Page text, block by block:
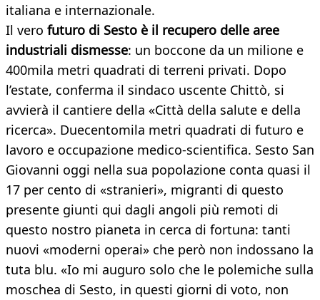
italiana e internazionale.
Il vero futuro di Sesto è il recupero delle aree
industriali dismesse: un boccone da un milione e
400mila metri quadrati di terreni privati. Dopo
l’estate, conferma il sindaco uscente Chittò, si
avvierà il cantiere della «Città della salute e della
ricerca». Duecentomila metri quadrati di futuro e
lavoro e occupazione medico-scientifica. Sesto San
Giovanni oggi nella sua popolazione conta quasi il
17 per cento di «stranieri», migranti di questo
presente giunti qui dagli angoli più remoti di
questo nostro pianeta in cerca di fortuna: tanti
nuovi «moderni operai» che però non indossano la
tuta blu. «Io mi auguro solo che le polemiche sulla
moschea di Sesto, in questi giorni di voto, non